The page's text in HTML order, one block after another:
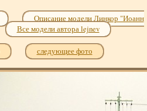
Описание модели Линкор "Иоанн
Все модели автора lejnev
следующее фото